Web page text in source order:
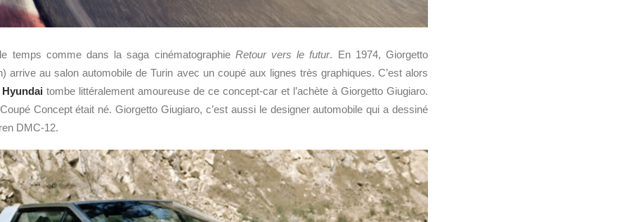
temps comme dans la saga cinématographie Retour vers le futur. En 1974, Giorgetto
arrive au salon automobile de Turin avec un coupé aux lignes très graphiques. C’est alors
Hyundai tombe littéralement amoureuse de ce concept-car et l’achète à Giorgetto Giugiaro.
Concept était né. Giorgetto Giugiaro, c’est aussi le designer automobile qui a dessiné
DMC-12.